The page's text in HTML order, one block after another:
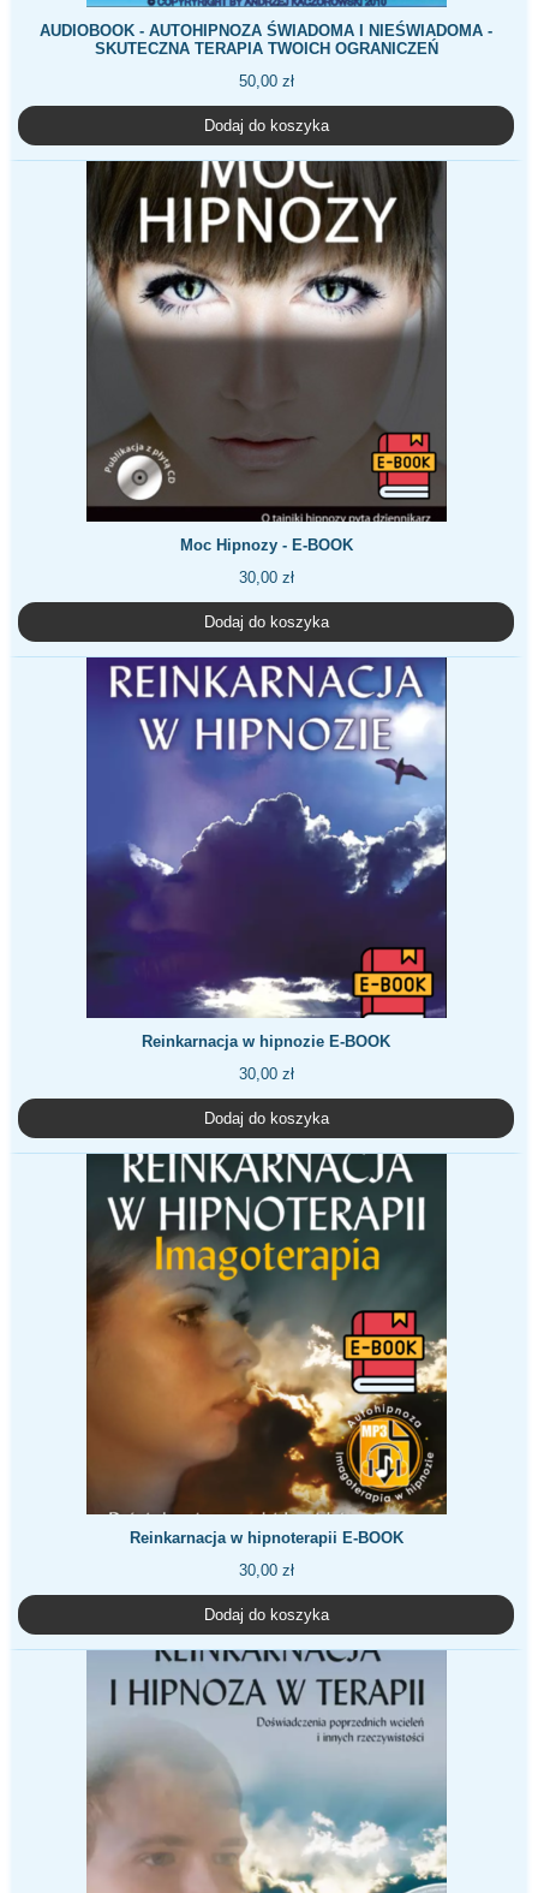
AUDIOBOOK - AUTOHIPNOZA ŚWIADOMA I NIEŚWIADOMA -
SKUTECZNA TERAPIA TWOICH OGRANICZEŃ
50,00 zł
Dodaj do koszyka
Moc Hipnozy - E-BOOK
30,00 zł
Dodaj do koszyka
Reinkarnacja w hipnozie E-BOOK
30,00 zł
Dodaj do koszyka
Reinkarnacja w hipnoterapii E-BOOK
30,00 zł
Dodaj do koszyka